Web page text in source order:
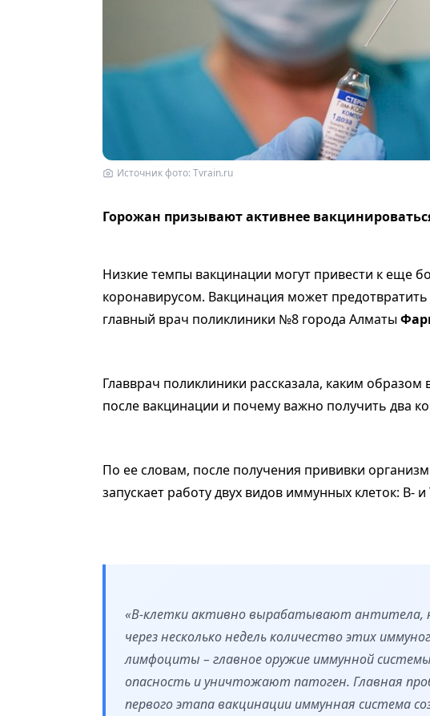
Источник фото: Tvrain.ru
Горожан призывают активнее
Низкие темпы вакцинации могут привести к еще
коронавирусом. Вакцинация может
главный врач поликлиники №8 города Алматы
Главврач поликлиники рассказала, каким
после вакцинации и почему важно получить два
По ее словам, после получения прививки
запускает работу двух видов иммунных клеток: В- и
«В-клетки активно вырабатывают антитела,
через несколько недель количество этих
лимфоциты – главное оружие иммунной
опасность и уничтожают патоген. Главная
первого этапа вакцинации иммунная система